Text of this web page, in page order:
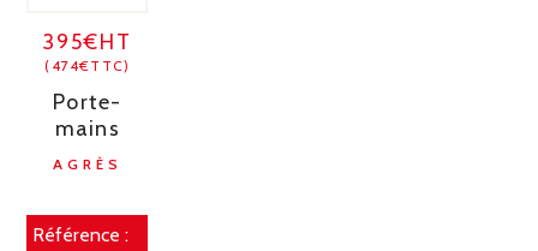
395€HT
(474€TTC)
Porte-
mains
AGRÈS
Référence :